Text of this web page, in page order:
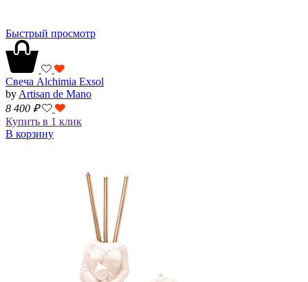
Быстрый просмотр
Свеча Alchimia Exsol
by Artisan de Mano
8 400 ₽
Купить в 1 клик
В корзину